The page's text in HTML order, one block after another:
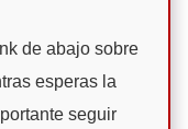
de abajo sobre
esperas la
seguir